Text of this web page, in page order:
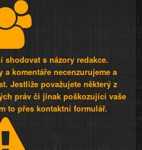
shodovat s názory redakce.
komentáře necenzurujeme a
Jestliže považujete některý z
práv či jinak poškozující vaše
to přes kontaktní formulář.